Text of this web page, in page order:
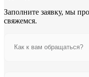
Заполните заявку, мы
свяжемся.